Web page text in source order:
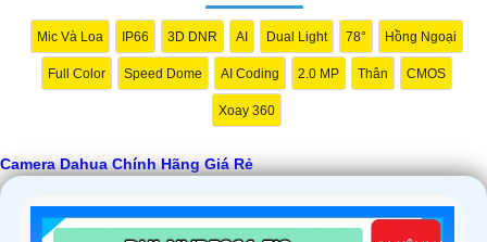
Mic Và Loa IP66 3D DNR AI Dual Light 78° Hồng Ngoại
Full Color Speed Dome AI Coding 2.0 MP Thân CMOS
Xoay 360
Camera Dahua Chính Hãng Giá Rẻ